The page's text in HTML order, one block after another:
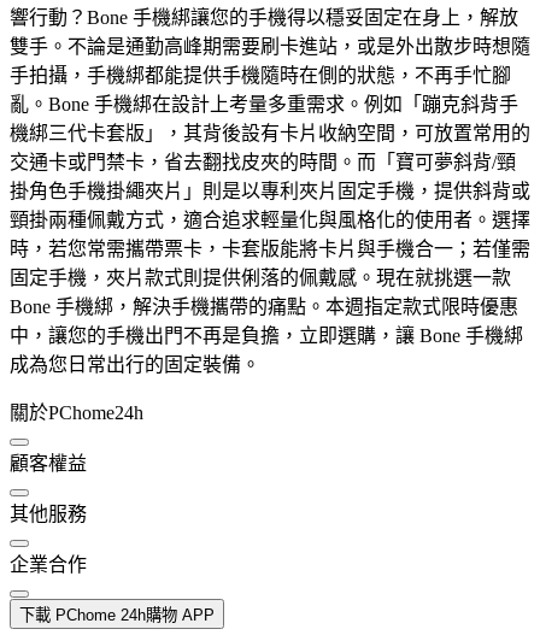
響行動？Bone 手機綁讓您的手機得以穩妥固定在身上，解放
雙手。不論是通勤高峰期需要刷卡進站，或是外出散步時想隨
手拍攝，手機綁都能提供手機隨時在側的狀態，不再手忙腳
亂。Bone 手機綁在設計上考量多重需求。例如「蹦克斜背手
機綁三代卡套版」，其背後設有卡片收納空間，可放置常用的
交通卡或門禁卡，省去翻找皮夾的時間。而「寶可夢斜背/頸
掛角色手機掛繩夾片」則是以專利夾片固定手機，提供斜背或
頸掛兩種佩戴方式，適合追求輕量化與風格化的使用者。選擇
時，若您常需攜帶票卡，卡套版能將卡片與手機合一；若僅需
固定手機，夾片款式則提供俐落的佩戴感。現在就挑選一款
Bone 手機綁，解決手機攜帶的痛點。本週指定款式限時優惠
中，讓您的手機出門不再是負擔，立即選購，讓 Bone 手機綁
成為您日常出行的固定裝備。
關於PChome24h
顧客權益
其他服務
企業合作
下載 PChome 24h購物 APP